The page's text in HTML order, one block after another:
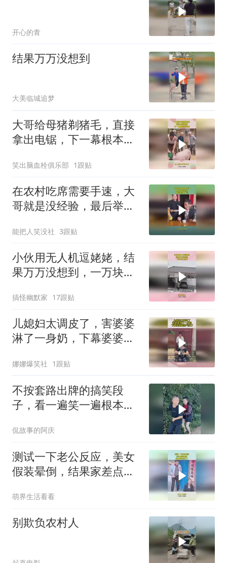
开心的青
结果万万没想到
大美临城追梦
大哥给母猪剃猪毛，直接
拿出电锯，下一幕根本不
笑出脑血栓俱乐部 1跟贴
在农村吃席需要手速，大
哥就是没经验，最后举动
能把人笑没社 3跟贴
小伙用无人机逗姥姥，结
果万万没想到，一万块打
搞怪幽默家 17跟贴
儿媳妇太调皮了，害婆婆
淋了一身奶，下幕婆婆直
娜娜爆笑社 1跟贴
不按套路出牌的搞笑段
子，看一遍笑一遍根本停
侃故事的阿庆
测试一下老公反应，美女
假装晕倒，结果家差点散
萌界生活看看
别欺负农村人